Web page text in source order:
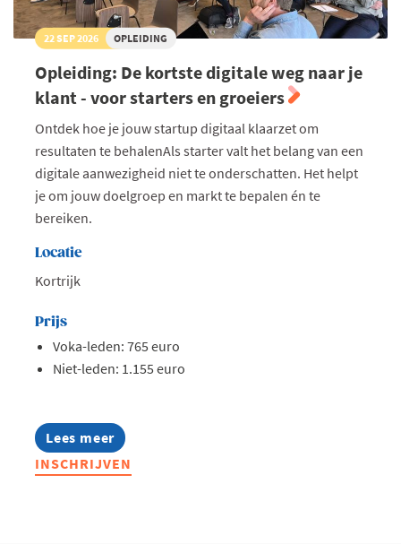
22 SEP 2026 OPLEIDING
Opleiding: De kortste digitale weg naar je
klant - voor starters en groeiers
Ontdek hoe je jouw startup digitaal klaarzet om
resultaten te behalenAls starter valt het belang van een
digitale aanwezigheid niet te onderschatten. Het helpt
je om jouw doelgroep en markt te bepalen én te
bereiken.
Locatie
Kortrijk
Prijs
Voka-leden: 765 euro
Niet-leden: 1.155 euro
Lees meer
about
Opleiding:
De
INSCHRIJVEN